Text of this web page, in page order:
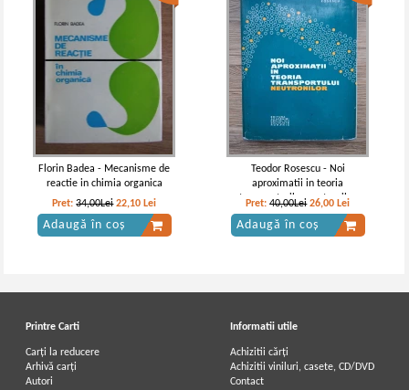
C. D. Nenitescu - Chimie organica
(volumul 2, editia a VI-a )
Costin D. Nenitescu - Elemente de
chimie organica (1928, volumul 1)
C. I. Nenitescu - Chimia organica (2
Florin Badea - Mecanisme de
reactie in chimia organica
Pret:34,00Lei 22,10 Lei
Adaugă în coș
Teodor Rosescu - Noi
aproximatii in teoria
transporturilor neutronilor
Pret:40,00Lei 26,00 Lei
Adaugă în coș
Printre Carti
Carți la reducere
Arhivă carți
Autori
Informatii utile
Achizitii cărți
Achizitii viniluri, casete, CD/DVD
Contact